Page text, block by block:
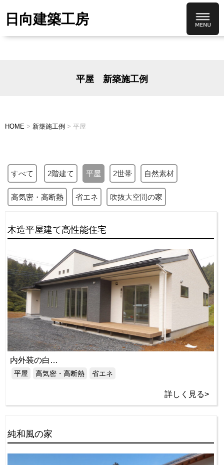
日向建築工房
平屋 新築施工例
HOME > 新築施工例 > 平屋
すべて 2階建て 平屋 2世帯 自然素材
高気密・高断熱 省エネ 吹抜大空間の家
木造平屋建て高性能住宅
内外装の白…
平屋 高気密・高断熱 省エネ
詳しく見る>
純和風の家